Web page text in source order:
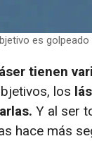
es
tienen
los
Y al ser
hace más